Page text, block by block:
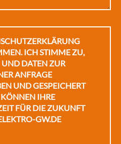
ICH STIMME ZU,
DATEN ZUR
ANFRAGE
UND GESPEICHERT
IHRE
FÜR DIE ZUKUNFT
GW.DE